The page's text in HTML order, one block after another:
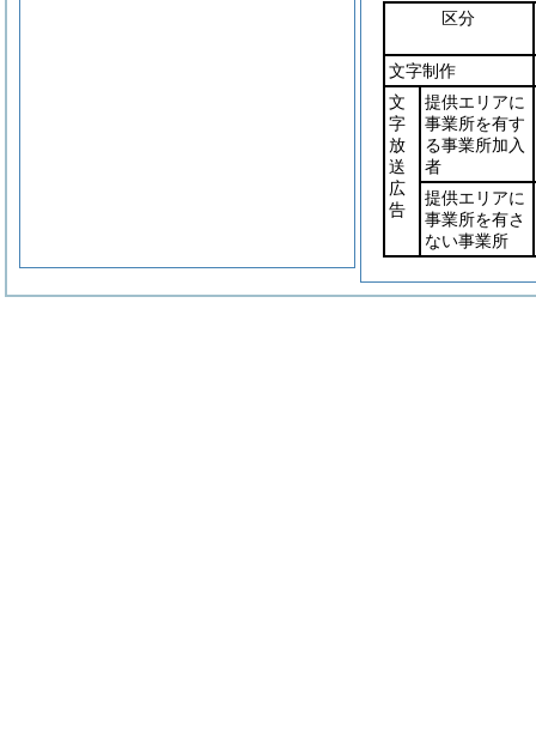
区分
文字制作
文
字
放
送
広
告
提供エリアに
事業所を有す
る事業所加入
者
提供エリアに
事業所を有さ
ない事業所